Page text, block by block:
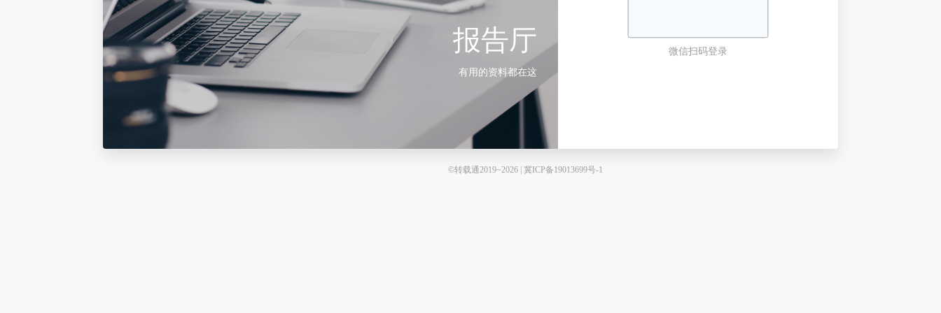
报告厅
有用的资料都在这
微信扫码登录
©转载通2019~2026 | 冀ICP备19013699号-1